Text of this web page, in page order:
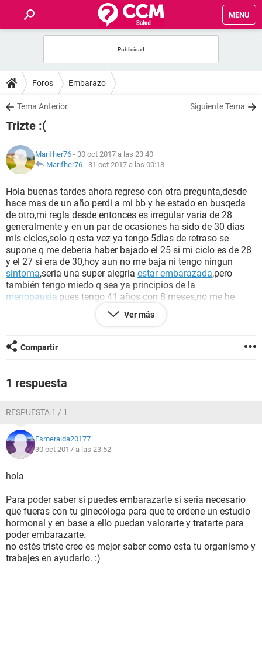
MENU
FOROS
SALUD
NUTRICIÓN
BIENESTAR
SEXUALIDAD
GLOSARIO
Foros Embarazo
Tema Anterior Siguiente Tema
Trizte :(
Marifher76 - 30 oct 2017 a las 23:40
Marifher76 - 31 oct 2017 a las 00:18
Hola buenas tardes ahora regreso con otra pregunta,desde
hace mas de un año perdi a mi bb y he estado en busqeda
de otro,mi regla desde entonces es irregular varia de 28
generalmente y en un par de ocasiones ha sido de 30 dias
mis ciclos,solo q esta vez ya tengo 5dias de retraso se
supone q me deberia haber bajado el 25 si mi ciclo es de 28
y el 27 si era de 30,hoy aun no me baja ni tengo ningun
sintoma,seria una super alegria estar embarazada,pero
también tengo miedo q sea ya principios de la
menopausia,pues tengo 41 años con 8 meses,no me he
realizado esta vez ningun test ni prueba de
meses lo hice sin éxito, ni he acudido al dr,porfavor con
:(
Ver más
Compartir
1 respuesta
RESPUESTA 1 / 1
Esmeralda20177
30 oct 2017 a las 23:52
hola
Para poder saber si puedes embarazarte si seria necesario
que fueras con tu ginecóloga para que te ordene un estudio
hormonal y en base a ello puedan valorarte y tratarte para
poder embarazarte.
no estés triste creo es mejor saber como esta tu organismo y
trabajes en ayudarlo. :)